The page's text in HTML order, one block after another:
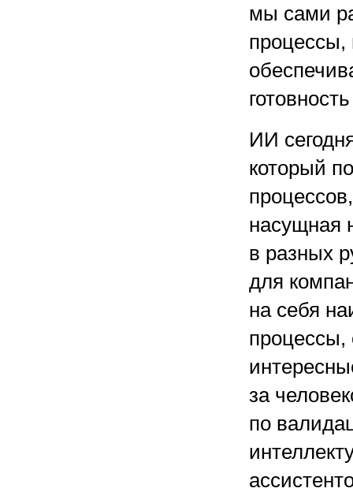
мы сами
процессы,
ИИ
который
насущная
в разных
для
на себя
за
по